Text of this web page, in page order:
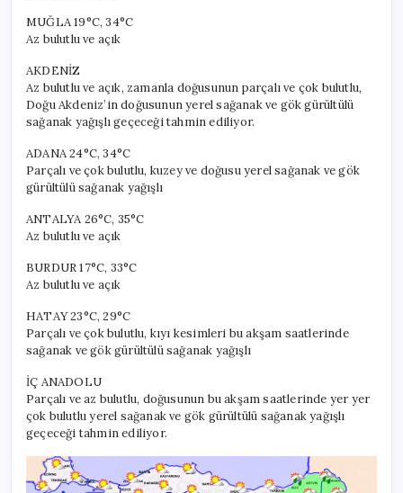
MUĞLA 19°C, 34°C
Az bulutlu ve açık
AKDENİZ
Az bulutlu ve açık, zamanla doğusunun parçalı ve çok bulutlu,
Doğu Akdeniz’in doğusunun yerel sağanak ve gök gürültülü
sağanak yağışlı geçeceği tahmin ediliyor.
ADANA 24°C, 34°C
Parçalı ve çok bulutlu, kuzey ve doğusu yerel sağanak ve gök
gürültülü sağanak yağışlı
ANTALYA 26°C, 35°C
Az bulutlu ve açık
BURDUR 17°C, 33°C
Az bulutlu ve açık
HATAY 23°C, 29°C
Parçalı ve çok bulutlu, kıyı kesimleri bu akşam saatlerinde
sağanak ve gök gürültülü sağanak yağışlı
İÇ ANADOLU
Parçalı ve az bulutlu, doğusunun bu akşam saatlerinde yer yer
çok bulutlu yerel sağanak ve gök gürültülü sağanak yağışlı
geçeceği tahmin ediliyor.